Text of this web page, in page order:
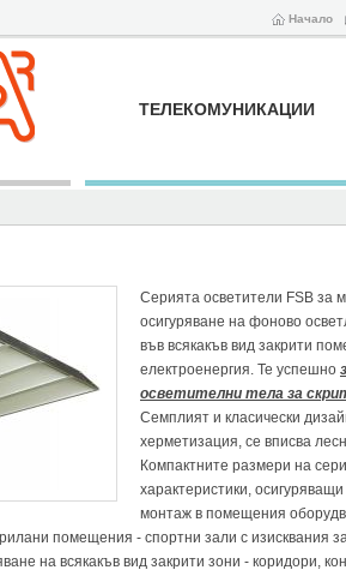
Начало
ТЕЛЕКОМУНИКАЦИИ
Серията осветители FSB за
осигуряване на фоново
във всякакъв вид закрити
електроенергия. Те успешно
осветителни тела за
Семплият и класически
херметизация, се вписва
Компактните размери на
характеристики,
монтаж в помещения
помещения - спортни зали с изисквания
на всякакъв вид закрити зони - коридори,